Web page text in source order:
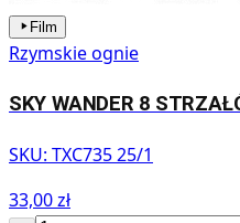
Film
Rzymskie ognie
SKY WANDER 8
SKU: TXC735 25/1
33,00 zł